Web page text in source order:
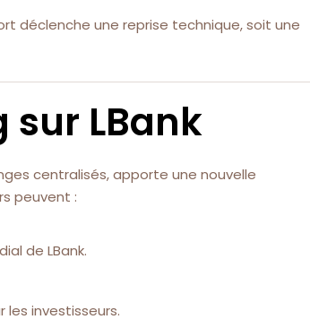
déclenche une reprise technique, soit une
sur LBank
centralisés, apporte une nouvelle
peuvent :
de LBank.
les investisseurs.